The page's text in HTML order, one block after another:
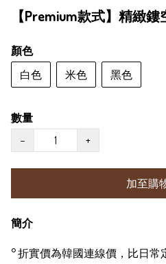
【Premium款式】精緻
顏色
白色
米色 黑色
數量
−
+
加至購
簡介
° 折實價為韓國連線價，比日